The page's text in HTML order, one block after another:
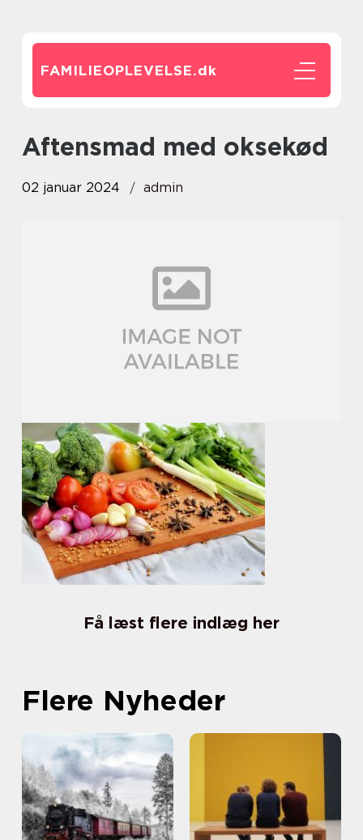
FAMILIEOPLEVELSE.dk
aftensmad med oksekød
02 januar 2024 admin
Få læst flere indlæg her
Flere Nyheder